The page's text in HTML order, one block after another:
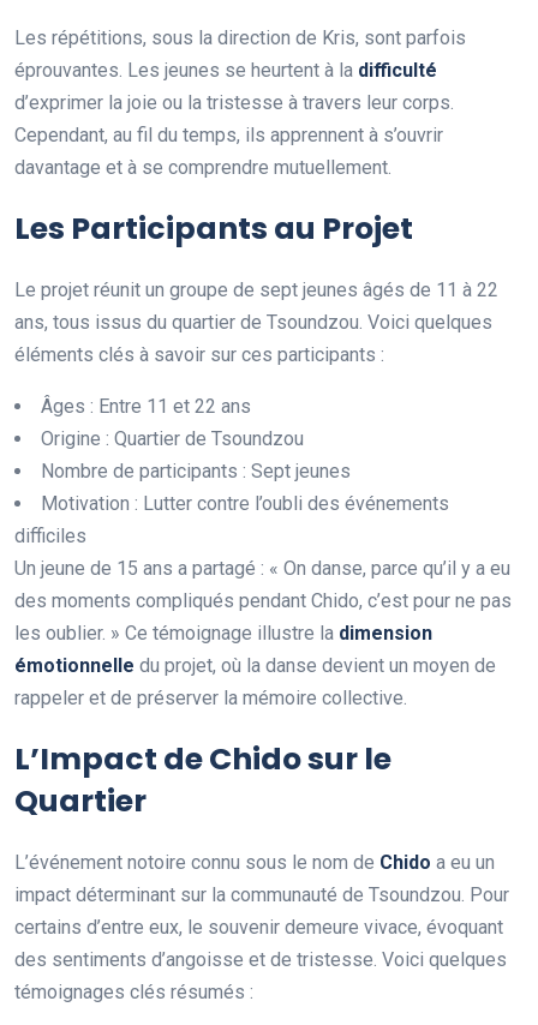
Les répétitions, sous la direction de Kris, sont parfois
éprouvantes. Les jeunes se heurtent à la difculté
d’exprimer la joie ou la tristesse à travers leur corps.
Cependant, au fil du temps, ils apprennent à s’ouvrir
davantage et à se comprendre mutuellement.
Les Participants au Projet
Le projet réunit un groupe de sept jeunes âgés de 11 à 22
ans, tous issus du quartier de Tsoundzou. Voici quelques
éléments clés à savoir sur ces participants :
Âges : Entre 11 et 22 ans
Origine : Quartier de Tsoundzou
Nombre de participants : Sept jeunes
Motivation : Lutter contre l’oubli des événements
difficiles
Un jeune de 15 ans a partagé : « On danse, parce qu’il y a eu
des moments compliqués pendant Chido, c’est pour ne pas
les oublier. » Ce témoignage illustre la dimension
émotionnelle du projet, où la danse devient un moyen de
rappeler et de préserver la mémoire collective.
L’Impact de Chido sur le
Quartier
L’événement notoire connu sous le nom de Chido a eu un
impact déterminant sur la communauté de Tsoundzou. Pour
certains d’entre eux, le souvenir demeure vivace, évoquant
des sentiments d’angoisse et de tristesse. Voici quelques
témoignages clés résumés :